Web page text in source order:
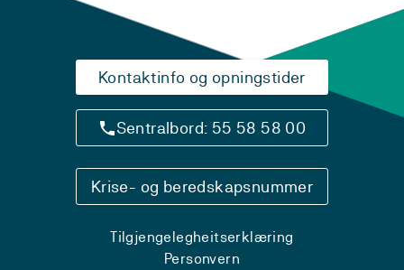
Kontaktinfo og opningstider
Sentralbord: 55 58 58 00
Krise- og beredskapsnummer
Tilgjengelegheitserklæring
Personvern